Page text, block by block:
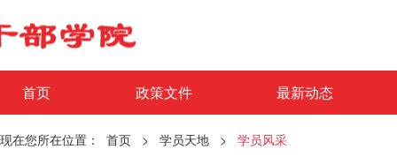
首页 政策文件 最新动态
现在您所在位置： 首页 > 学员天地 > 学员风采